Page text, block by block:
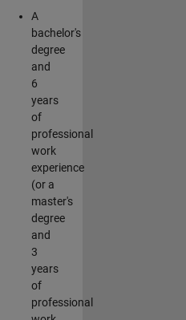
A
bachelor's
degree
and
6
years
of
professional
work
experience
(or a
master's
degree
and
3
years
of
professional